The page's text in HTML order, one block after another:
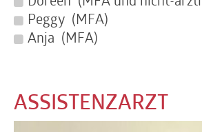
Peggy (MFA)
Anja (MFA)
ASSISTENZARZT